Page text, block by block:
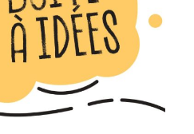
m
i
n
u
e
r
e
x
t